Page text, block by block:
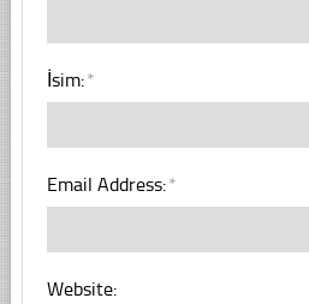
İsim:*
Email Address:*
Website: